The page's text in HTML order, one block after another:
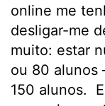
online me
desligar-me
muito: estar
ou 80 alunos
150 alunos.